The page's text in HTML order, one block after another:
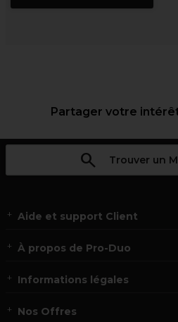
Partager votre
Trouver un
Aide et support Client
À propos de Pro-Duo
Informations légales
Nos Offres